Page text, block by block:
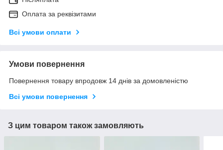
Оплата за реквізитами
Всі умови оплати
Умови повернення
Повернення товару впродовж 14 днів за домовленістю
Всі умови повернення
З цим товаром також замовляють